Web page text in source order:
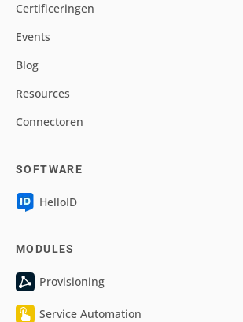
Certificeringen
Events
Blog
Resources
Connectoren
SOFTWARE
HelloID
MODULES
Provisioning
Service Automation